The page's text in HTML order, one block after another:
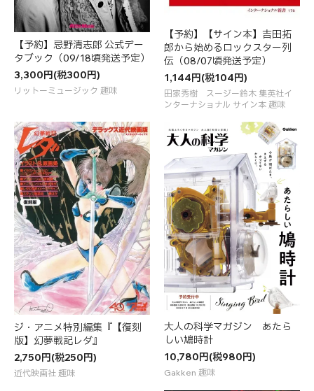
【予約】忌野清志郎 公式デー
タブック（09/18頃発送予定）
3,300円(税300円)
リットーミュージック 趣味
【予約】【サイン本】吉田拓
郎から始めるロックスター列
伝（08/07頃発送予定）
1,144円(税104円)
田家秀樹 スージー鈴木 集英社イ
ンターナショナル サイン本 趣味
ジ・アニメ特別編集『【復刻
版】幻夢戦記レダ』
2,750円(税250円)
近代映画社 趣味
大人の科学マガジン あたら
しい鳩時計
10,780円(税980円)
Gakken 趣味